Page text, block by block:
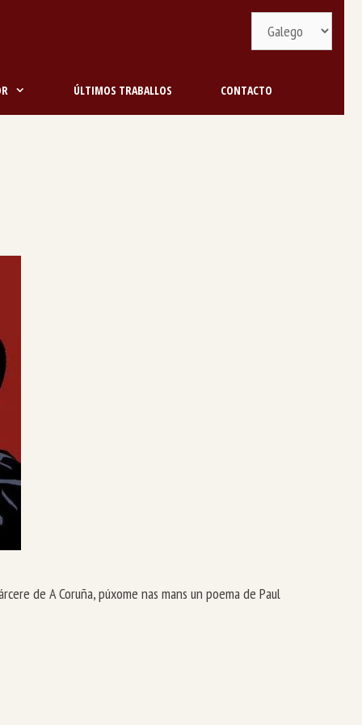
ÚLTIMOS TRABALLOS CONTACTO
de A Coruña, púxome nas mans un poema de Paul